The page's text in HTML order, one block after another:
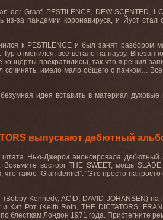
der Graaf, PESTILENCE, DEW-SCENTED, I
из-за пандемии коронавируса, и Йуст
к PESTILENCE и был занят разбором
отменился, все встало на паузу.
прекратились), так что я решил
сочинять, имело мало общего с панком…
идея вставить в материал
выпускают дебютный
штата Нью-Джерси анонсировала дебютный
Возьмите восторгTHE SWEET, мощь SLADE
такое “Glamdemic!”. “Это просто-
(Bobby Kennedy,ACID, DAVID JOHANSEN) на
и Кит Рот (Keith Roth,THE DICTATORS.
блесткам Лондон 1971 года. Пристегните